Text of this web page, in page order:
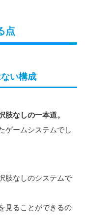
点
い構成
肢なしの一本道。
ゲームシステムでし
肢なしのシステムで
見ることができるの